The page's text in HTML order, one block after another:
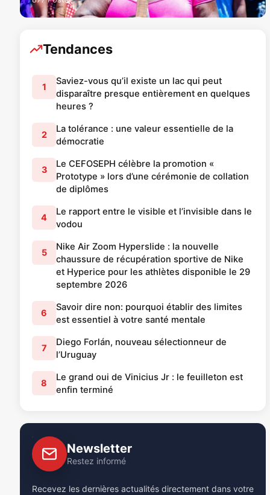
Tendances
1
Saviez-vous qu’il existe un lac qui peut
disparaître presque entièrement en quelques
heures ?
2
La tolérance : une valeur essentielle de la
démocratie
3
Le CEFOSEPH célèbre la promotion «
Prototype » lors d’une cérémonie de collation
de diplômes
4
Le rapport entre le visible et l’invisible dans le
vodou
5
Nike Air Zoom Hyperslide : la nouvelle
chaussure de récupération sportive de Nike
et Hyperice pour les athlètes disponible le 29
septembre 2026
6
Savoir dire non: pourquoi établir des limites
est essentiel à votre santé mentale
7
Diego Forlán, nouveau sélectionneur de
l’Uruguay
8
Le grand oui de Vinicius Jr : le feuilleton est
enfin terminé
Newsletter
Restez informé
Recevez les dernières actualités directement dans votre